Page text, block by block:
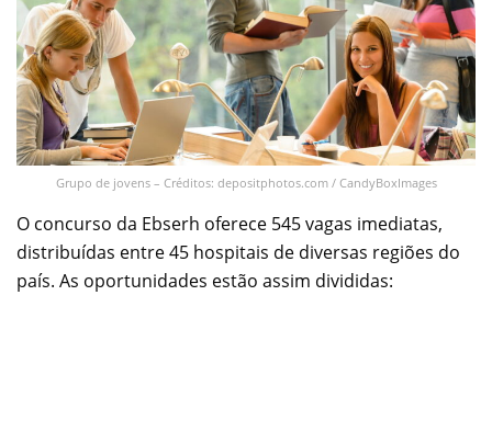
Grupo de jovens – Créditos: depositphotos.com / CandyBoxImages
O concurso da Ebserh oferece 545 vagas imediatas,
distribuídas entre 45 hospitais de diversas regiões do
país. As oportunidades estão assim divididas: